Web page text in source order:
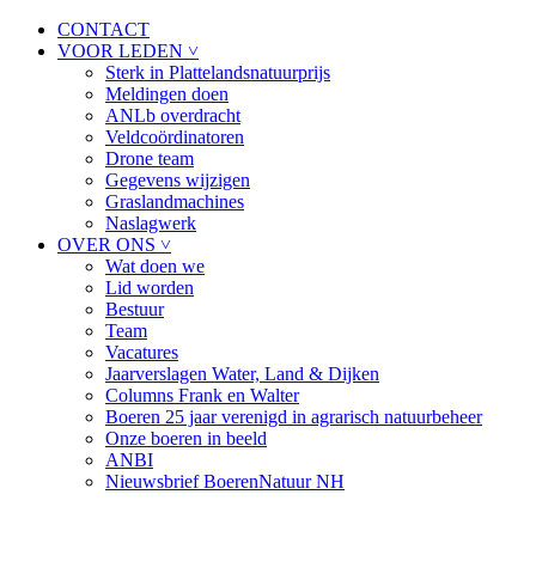
CONTACT
VOOR LEDEN ˅
Sterk in Plattelandsnatuurprijs
Meldingen doen
ANLb overdracht
Veldcoördinatoren
Drone team
Gegevens wijzigen
Graslandmachines
Naslagwerk
OVER ONS ˅
Wat doen we
Lid worden
Bestuur
Team
Vacatures
Jaarverslagen Water, Land & Dijken
Columns Frank en Walter
Boeren 25 jaar verenigd in agrarisch natuurbeheer
Onze boeren in beeld
ANBI
Nieuwsbrief BoerenNatuur NH